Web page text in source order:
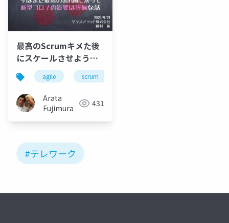
最高のScrumキメた後
にスケールさせようと
して混乱したけど今は
また最高のScrumに戻
って新型コロナの影響
は皆無な話
agile scrum
Arata
Fujimura
431
#テレワーク